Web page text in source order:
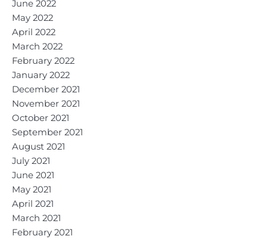
June 2022
May 2022
April 2022
March 2022
February 2022
January 2022
December 2021
November 2021
October 2021
September 2021
August 2021
July 2021
June 2021
May 2021
April 2021
March 2021
February 2021